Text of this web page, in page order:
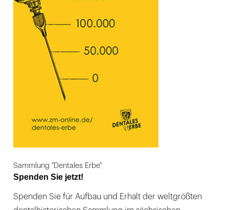
Sammlung "Dentales Erbe"
Spenden Sie jetzt!
Spenden Sie für Aufbau und Erhalt der weltgrößten